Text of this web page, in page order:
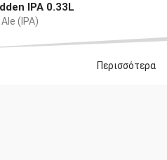
IPA 0.33L
(IPA)
Περισσότερα